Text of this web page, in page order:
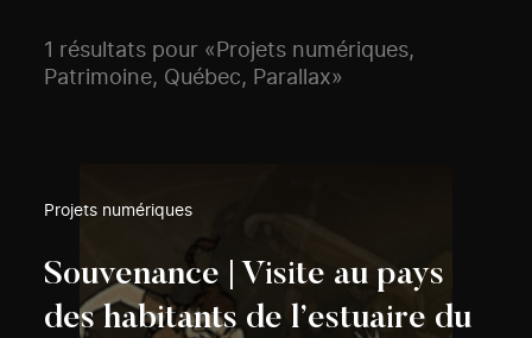
1 résultats pour «Projets numériques,
Patrimoine, Québec, Parallax»
Projets numériques
Souvenance | Visite au pays
des habitants de l’estuaire du